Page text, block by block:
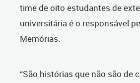
time de oito estudantes de
universitária é o responsável
Memórias.
“São histórias que não são de